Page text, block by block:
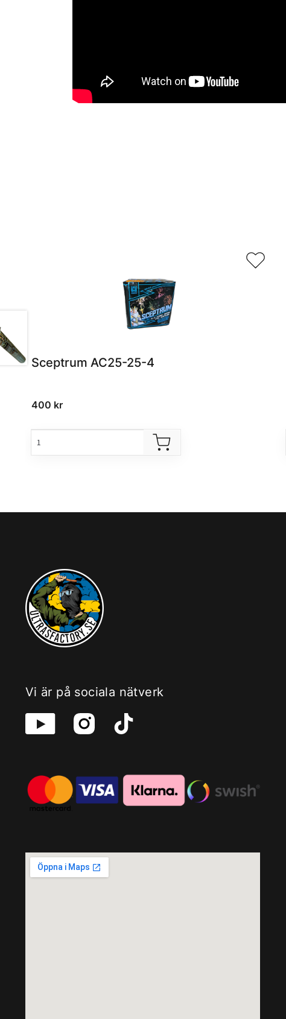
Sceptrum AC25-25-4
400 kr
Vi är på sociala nätverk